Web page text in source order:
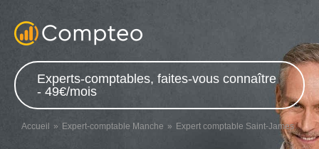
Experts-comptables, faites-vous connaître
- 49€/mois
Accueil Expert-comptable Manche Expert comptable Saint-James